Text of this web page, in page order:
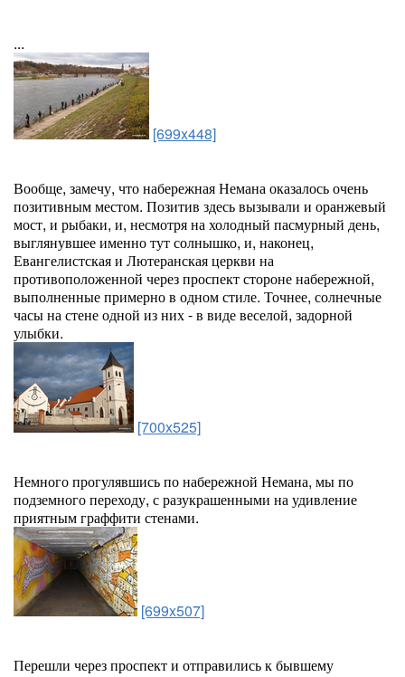
...
[699x448]
Вообще, замечу, что набережная Немана оказалось очень
позитивным местом. Позитив здесь вызывали и оранжевый
мост, и рыбаки, и, несмотря на холодный пасмурный день,
выглянувшее именно тут солнышко, и, наконец,
Евангелистская и Лютеранская церкви на
противоположенной через проспект стороне набережной,
выполненные примерно в одном стиле. Точнее, солнечные
часы на стене одной из них - в виде веселой, задорной
улыбки.
[700x525]
Немного прогулявшись по набережной Немана, мы по
подземного переходу, с разукрашенными на удивление
приятным граффити стенами.
[699x507]
Перешли через проспект и отправились к бывшему